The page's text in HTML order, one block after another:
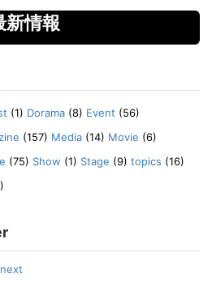
新情報
(1) Dorama (8) Event (56)
(157) Media (14) Movie (6)
(75) Show (1) Stage (9) topics (16)